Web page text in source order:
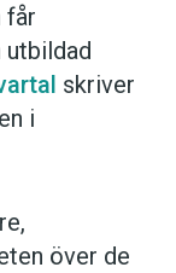
får
utbildad
skriver
i
över de